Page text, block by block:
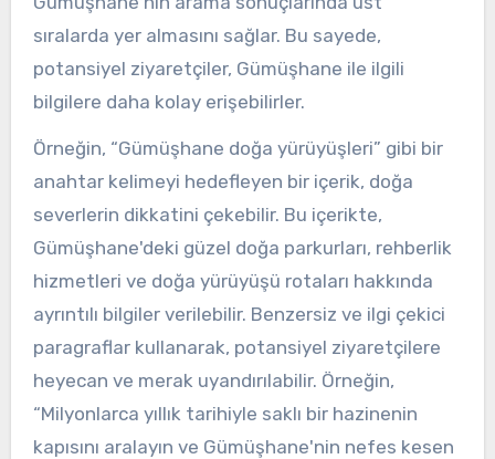
sıralarda yer almasını sağlar. Bu sayede,
potansiyel ziyaretçiler, Gümüşhane ile ilgili
bilgilere daha kolay erişebilirler.
Örneğin, “Gümüşhane doğa yürüyüşleri” gibi bir
anahtar kelimeyi hedefleyen bir içerik, doğa
severlerin dikkatini çekebilir. Bu içerikte,
Gümüşhane'deki güzel doğa parkurları, rehberlik
hizmetleri ve doğa yürüyüşü rotaları hakkında
ayrıntılı bilgiler verilebilir. Benzersiz ve ilgi çekici
paragraflar kullanarak, potansiyel ziyaretçilere
heyecan ve merak uyandırılabilir. Örneğin,
“Milyonlarca yıllık tarihiyle saklı bir hazinenin
kapısını aralayın ve Gümüşhane'nin nefes kesen